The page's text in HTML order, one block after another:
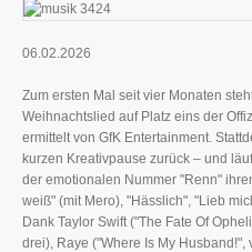
06.02.2026
Zum ersten Mal seit vier Monaten
Weihnachtslied auf Platz eins der
ermittelt von GfK Entertainment.
kurzen Kreativpause zurück – und
der emotionalen Nummer "Renn"
weiß" (mit Mero), "Hässlich", "Lieb
Dank Taylor Swift ("The Fate Of
drei), Raye ("Where Is My